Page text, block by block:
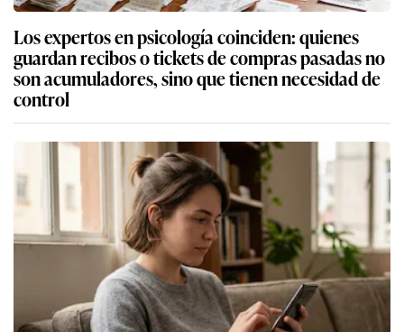
Los expertos en psicología coinciden: quienes
guardan recibos o tickets de compras pasadas no
son acumuladores, sino que tienen necesidad de
control